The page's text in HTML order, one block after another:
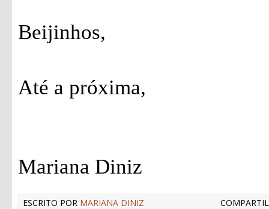
Beijinhos,
Até a próxima,
Mariana Diniz
ESCRITO POR MARIANA DINIZ